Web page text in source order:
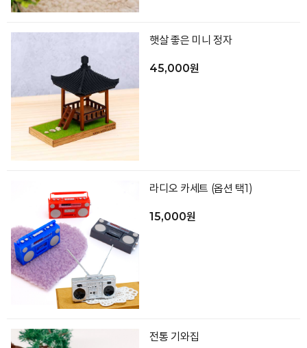
햇살 좋은 미니 정자
45,000원
라디오 카세트 (옵션 택1)
15,000원
전통 기와집